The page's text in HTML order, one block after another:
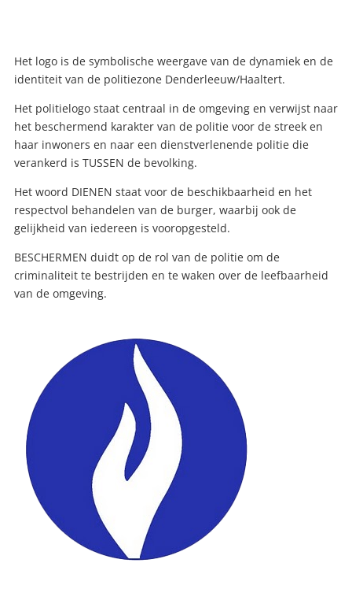
Het logo is de symbolische weergave van de dynamiek en de
identiteit van de politiezone Denderleeuw/Haaltert.
Het politielogo staat centraal in de omgeving en verwijst naar
het beschermend karakter van de politie voor de streek en
haar inwoners en naar een dienstverlenende politie die
verankerd is TUSSEN de bevolking.
Het woord DIENEN staat voor de beschikbaarheid en het
respectvol behandelen van de burger, waarbij ook de
gelijkheid van iedereen is vooropgesteld.
BESCHERMEN duidt op de rol van de politie om de
criminaliteit te bestrijden en te waken over de leefbaarheid
van de omgeving.